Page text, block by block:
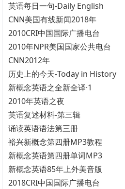
英语每日一句-Daily English
CNN美国有线新闻2018年
2010CRI中国国际广播电台
2010年NPR美国国家公共电台
CNN2012年
历史上的今天-Today in History
新概念英语之全新全译·1
2010年英语之夜
英语复述材料-第三辑
诵读英语语法第三册
裕兴新概念第四册MP3教程
新概念英语第四册单词MP3
新概念英语85年上外美音版
2018CRI中国国际广播电台